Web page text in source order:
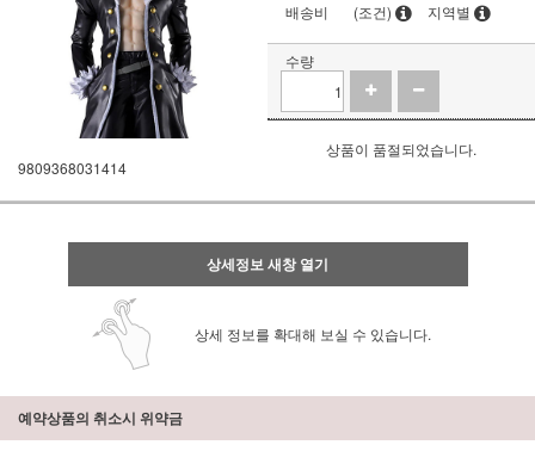
9809368031414
배송비
(조건) 지역별
수량
상품이 품절되었습니다.
상세정보 새창 열기
상세 정보를 확대해 보실 수 있습니다.
예약상품의 취소시 위약금